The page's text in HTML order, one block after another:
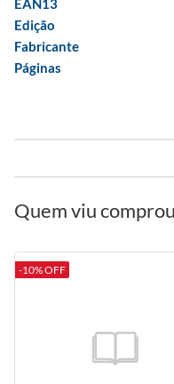
EAN13
Edição
Fabricante
Páginas
Quem viu
-10% OFF